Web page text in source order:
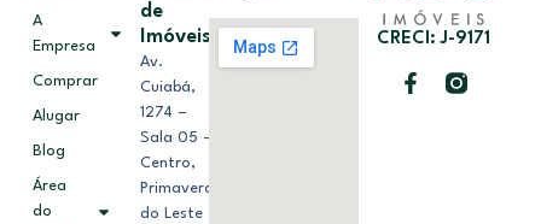
CRECI: J-9171
A
Empresa
Comprar
Alugar
Blog
Área
do
de
Imóveis
Av.
Cuiabá,
1274 –
Sala 05 –
Centro,
Primavera
do Leste